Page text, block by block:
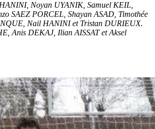
Noyan UYANIK, Samuel KEIL,
SAEZ PORCEL, Shayan ASAD, Timothée
Nail HANINI et Tristan DURIEUX.
Anis DEKAJ, Ilian AISSAT et Aksel